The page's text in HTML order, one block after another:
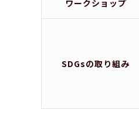
ワークショップ
SDGsの取り組み